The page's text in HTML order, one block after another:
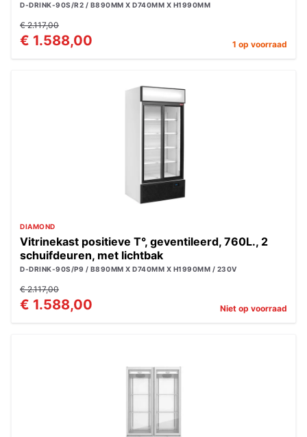
D-DRINK-90S/R2 / B890MM X D740MM X H1990MM
€ 2.117,00
€ 1.588,00 1 op voorraad
DIAMOND
Vitrinekast positieve T°, geventileerd, 760L., 2
schuifdeuren, met lichtbak
D-DRINK-90S/P9 / B890MM X D740MM X H1990MM / 230V
€ 2.117,00
€ 1.588,00 Niet op voorraad